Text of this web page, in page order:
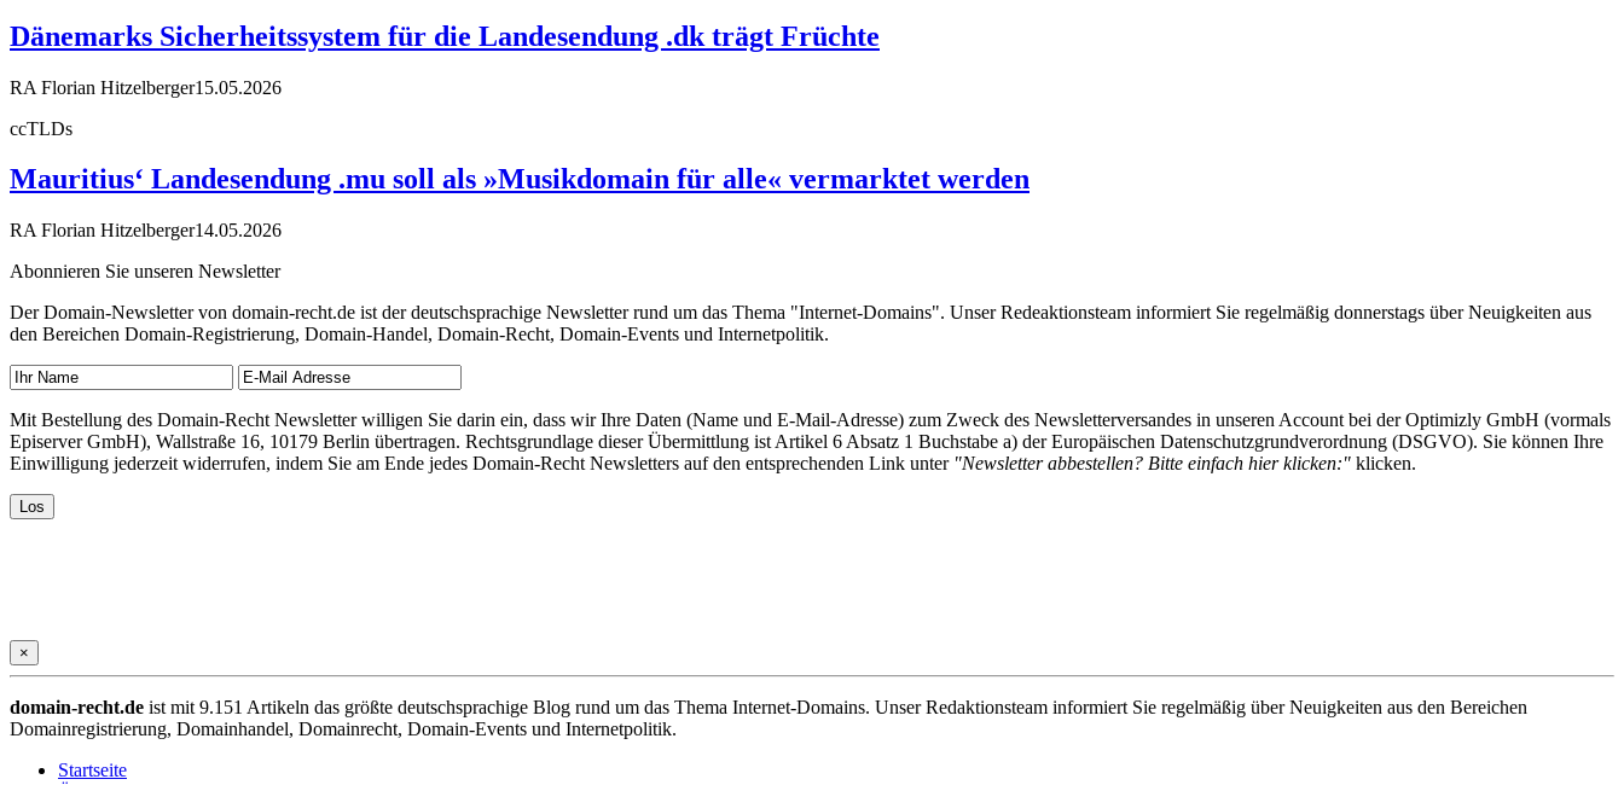
Dänemarks Sicherheitssystem für die Landesendung .dk trägt Früchte
RA Florian Hitzelberger15.05.2026
ccTLDs
Mauritius‘ Landesendung .mu soll als »Musikdomain für alle« vermarktet werden
RA Florian Hitzelberger14.05.2026
Abonnieren Sie unseren Newsletter
Der Domain-Newsletter von domain-recht.de ist der deutschsprachige Newsletter rund um das Thema "Internet-Domains". Unser Redeaktionsteam informiert Sie regelmäßig donnerstags über Neuigkeiten aus
den Bereichen Domain-Registrierung, Domain-Handel, Domain-Recht, Domain-Events und Internetpolitik.
Mit Bestellung des Domain-Recht Newsletter willigen Sie darin ein, dass wir Ihre Daten (Name und E-Mail-Adresse) zum Zweck des Newsletterversandes in unseren Account bei der Optimizly GmbH (vormals
Episerver GmbH), Wallstraße 16, 10179 Berlin übertragen. Rechtsgrundlage dieser Übermittlung ist Artikel 6 Absatz 1 Buchstabe a) der Europäischen Datenschutzgrundverordnung (DSGVO). Sie können Ihre
Einwilligung jederzeit widerrufen, indem Sie am Ende jedes Domain-Recht Newsletters auf den entsprechenden Link unter "Newsletter abbestellen? Bitte einfach hier klicken:" klicken.
×
domain-recht.de ist mit 9.151 Artikeln das größte deutschsprachige Blog rund um das Thema Internet-Domains. Unser Redaktionsteam informiert Sie regelmäßig über Neuigkeiten aus den Bereichen
Domainregistrierung, Domainhandel, Domainrecht, Domain-Events und Internetpolitik.
Startseite